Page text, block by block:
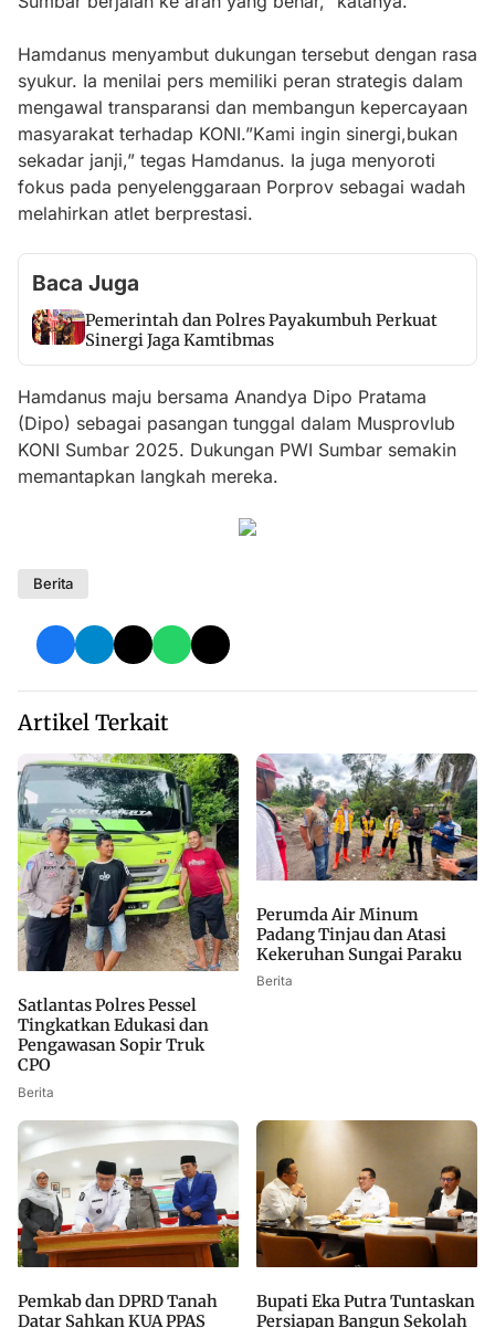
Hamdanus menyambut dukungan tersebut dengan rasa
syukur. Ia menilai pers memiliki peran strategis dalam
mengawal transparansi dan membangun kepercayaan
masyarakat terhadap KONI.”Kami ingin sinergi,bukan
sekadar janji,” tegas Hamdanus. Ia juga menyoroti
fokus pada penyelenggaraan Porprov sebagai wadah
melahirkan atlet berprestasi.
Baca Juga
Pemerintah dan Polres Payakumbuh Perkuat
Sinergi Jaga Kamtibmas
Hamdanus maju bersama Anandya Dipo Pratama
(Dipo) sebagai pasangan tunggal dalam Musprovlub
KONI Sumbar 2025. Dukungan PWI Sumbar semakin
memantapkan langkah mereka.
Berita
Artikel Terkait
Satlantas Polres Pessel
Tingkatkan Edukasi dan
Pengawasan Sopir Truk
CPO
Berita
Perumda Air Minum
Padang Tinjau dan Atasi
Kekeruhan Sungai Paraku
Berita
Pemkab dan DPRD Tanah
Datar Sahkan KUA PPAS
Bupati Eka Putra Tuntaskan
Persiapan Bangun Sekolah